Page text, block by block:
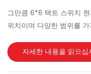
쪽을 가로질러 뻗어 있으
치를 켭니다. 2. 성과 관점
그만큼 6*6 택트 스위치
위치이며 다양한 범위를
음성 녹음기, 카메라 등의
전화, 전화기, 차량용 전화
자세한 내용을 읽으십